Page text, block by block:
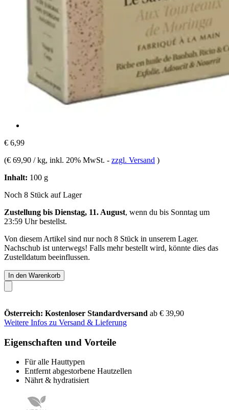
€ 6,99
(€ 69,90 / kg, inkl. 20% MwSt. - zzgl. Versand )
Inhalt: 100 g
Noch 8 Stück auf Lager
Zustellung bis Dienstag, 11. August, wenn du bis Sonntag um
23:59 Uhrbestellst.
Von diesem Artikel sind nur noch 8 Stück in unserem Lager.
Nachschub ist unterwegs! Falls mehr bestellt wird, könnte dies das
Zustelldatum beeinflussen.
In den Warenkorb
Österreich: Kostenloser Standardversand ab € 39,90
Weitere Infos zu Versand & Lieferung
Eigenschaften und Vorteile
Für alle Hauttypen
Entfernt abgestorbene Hautzellen
Nährt & hydratisiert